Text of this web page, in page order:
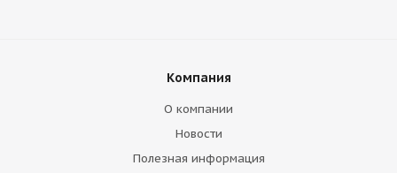
Компания
О компании
Новости
Полезная информация